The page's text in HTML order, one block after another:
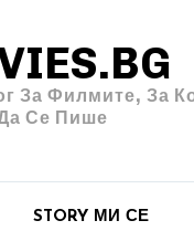
За Филмите, За
Се Пише
STORY МИ СЕ